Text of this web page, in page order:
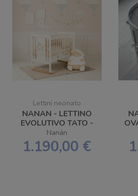
Lettini neonato
NANAN - LETTINO
EVOLUTIVO TATO -
SPEDIZIONE
GRATUITA
Nanán
1.190,00 €